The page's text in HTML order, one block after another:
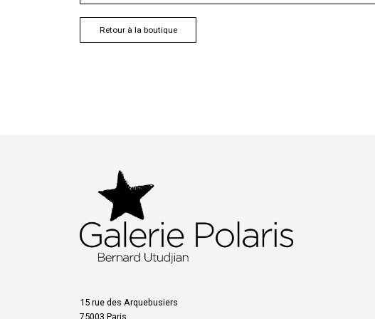
Retour à la boutique
15 rue des Arquebusiers
75003 Paris